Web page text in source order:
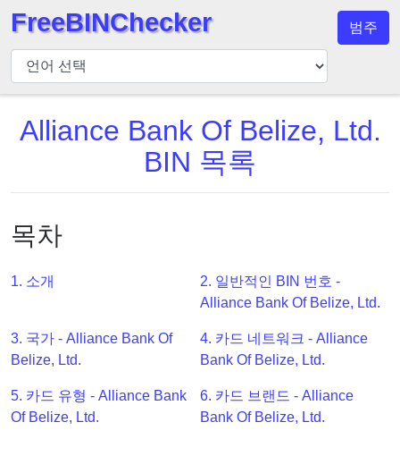
BIN
검
사
기
색
BIN
번
BIN
Generator
BIN
Checker
FreeBINChecker 범주
Alliance Bank Of Belize, Ltd.
BIN 목록
목차
1. 소개
2. 일반적인 BIN 번호 -
Alliance Bank Of Belize, Ltd.
3. 국가 - Alliance Bank Of
Belize, Ltd.
4. 카드 네트워크 - Alliance
Bank Of Belize, Ltd.
5. 카드 유형 - Alliance Bank
Of Belize, Ltd.
6. 카드 브랜드 - Alliance
Bank Of Belize, Ltd.